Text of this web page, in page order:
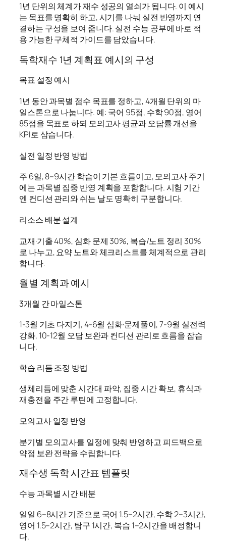
1년 단위의 체계가 재수 성공의 열쇠가 됩니다. 이 예시
는 목표를 명확히 하고, 시기를 나눠 실전 반영까지 연
결하는 구성을 보여 줍니다. 실전 수능 공부에 바로 적
용 가능한 구체적 가이드를 담았습니다.
독학재수 1년 계획표 예시의 구성
목표 설정 예시
1년 동안 과목별 점수 목표를 정하고, 4개월 단위의 마
일스톤으로 나눕니다. 예: 국어 95점, 수학 90점, 영어
85점을 목표로 하되 모의고사 평균과 오답률 개선을
KPI로 삼습니다.
실전 일정 반영 방법
주 6일, 8–9시간 학습이 기본 흐름이고, 모의고사 주기
에는 과목별 집중 반영 계획을 포함합니다. 시험 기간
엔 컨디션 관리와 쉬는 날도 명확히 구분합니다.
리소스 배분 설계
교재·기출 40%, 심화 문제 30%, 복습/노트 정리 30%
로 나누고, 요약 노트와 체크리스트를 체계적으로 관리
합니다.
월별 계획과 예시
3개월 간 마일스톤
1-3월 기초 다지기, 4-6월 심화·문제풀이, 7-9월 실전력
강화, 10-12월 오답 보완과 컨디션 관리로 흐름을 잡습
니다.
학습 리듬 조정 방법
생체리듬에 맞춘 시간대 파악, 집중 시간 확보, 휴식과
재충전을 주간 루틴에 고정합니다.
모의고사 일정 반영
분기별 모의고사를 일정에 맞춰 반영하고 피드백으로
약점 보완 전략을 수립합니다.
재수생 독학 시간표 템플릿
수능 과목별 시간 배분
일일 6–8시간 기준으로 국어 1.5–2시간, 수학 2–3시간,
영어 1.5–2시간, 탐구 1시간, 복습 1–2시간을 배정합니
다.